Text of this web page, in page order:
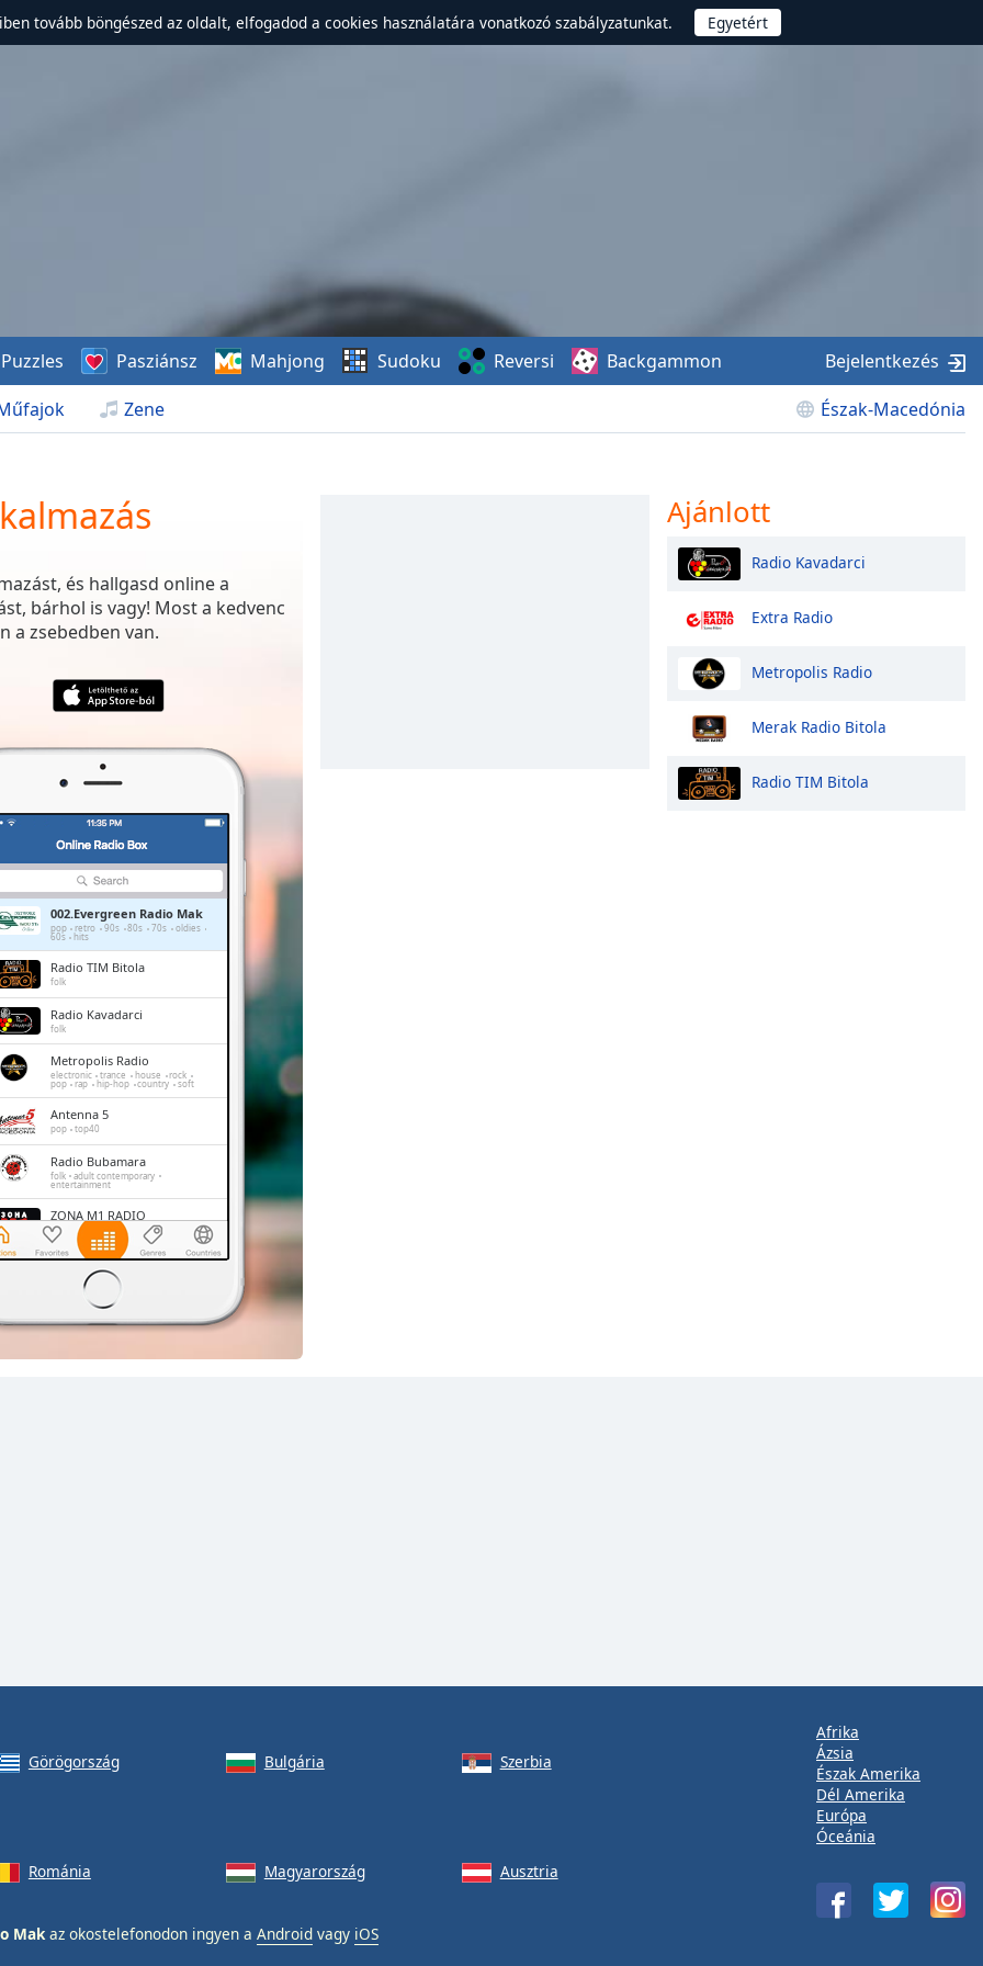
tovább böngészed az oldalt, elfogadod a cookies használatára vonatkozó szabályzatunkat.
Zene Észak-Macedónia
Puzzles Pasziánsz Mahjong Sudoku Reversi Backgammon Bejelentkezés
és hallgasd online a
bárhol is vagy! Most a kedvenc
a zsebedben van.
002.Evergreen Radio Mak
pop retro 90s 80s 70s oldies
60s hits
Radio TIM Bitola
folk
Radio Kavadarci
folk
Metropolis Radio
electronic trance house rock
pop rap hip-hop country soft
Antenna 5
pop top40
Radio Bubamara
folk adult contemporary
entertainment
ZONA M1 RADIO
folk entertainment
Extra Radio
Sky Radio
pop top40
Ajánlott
Radio Kavadarci
Extra Radio
Metropolis Radio
Merak Radio Bitola
Radio TIM Bitola
Görögország Bulgária
Szerbia
Románia Magyarország Ausztria
Mak az okostelefonodon ingyen a Android vagy iOS
Afrika
Ázsia
Észak Amerika
Dél Amerika
Európa
Óceánia